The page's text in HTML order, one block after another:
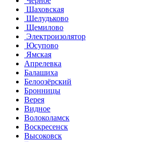
Шаховская
Шелудьково
Щемилово
Электроизолятор
Юсупово
Ямская
Апрелевка
Балашиха
Белоозёрский
Бронницы
Верея
Видное
Волоколамск
Воскресенск
Высоковск